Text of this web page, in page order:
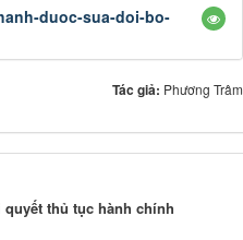
duoc-sua-doi-bo-
Tác giả: Phương Trâm
thủ tục hành chính